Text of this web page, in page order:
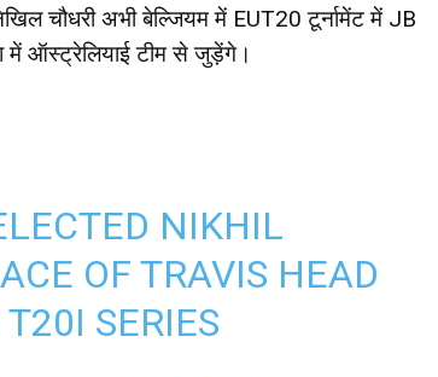
चौधरी अभी बेल्जियम में EUT20 टूर्नामेंट में JB
ऑस्ट्रेलियाई टीम से जुड़ेंगे।
NIKHIL
OF TRAVIS HEAD
SERIES